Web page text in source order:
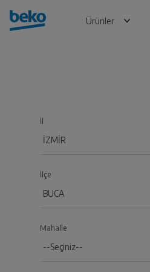
Ürünler
İl
İlçe
Mahalle